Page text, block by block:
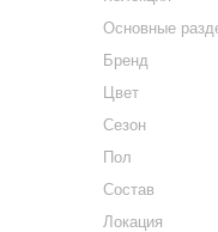
Основные
Бренд
Цвет
Сезон
Пол
Состав
Локация